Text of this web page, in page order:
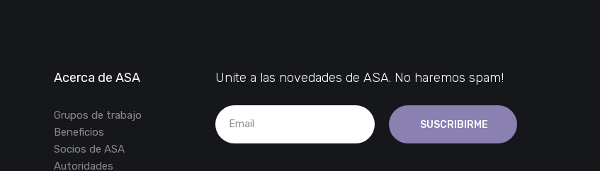
Acerca de ASA
Grupos de trabajo
Beneficios
Socios de ASA
Autoridades
Unite a las novedades de ASA. No haremos spam!
SUSCRIBIRME